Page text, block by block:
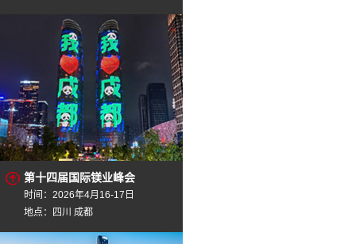
第十四届国际镁业峰会
时间：2026年4月16-17日
地点：四川 成都